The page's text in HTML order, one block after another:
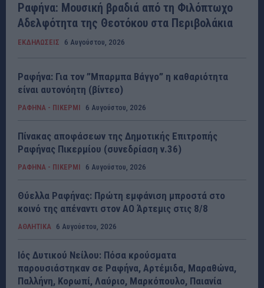
Ραφήνα: Μουσική βραδιά από τη Φιλόπτωχο
Αδελφότητα της Θεοτόκου στα Περιβολάκια
ΕΚΔΗΛΩΣΕΙΣ 6 Αυγούστου, 2026
Ραφήνα: Για τον ”Μπαρμπα Βάγγο” η καθαριότητα
είναι αυτονόητη (βίντεο)
ΡΑΦΗΝΑ - ΠΙΚΕΡΜΙ 6 Αυγούστου, 2026
Πίνακας αποφάσεων της Δημοτικής Επιτροπής
Ραφήνας Πικερμίου (συνεδρίαση ν.36)
ΡΑΦΗΝΑ - ΠΙΚΕΡΜΙ 6 Αυγούστου, 2026
Θύελλα Ραφήνας: Πρώτη εμφάνιση μπροστά στο
κοινό της απέναντι στον ΑΟ Άρτεμις στις 8/8
ΑΘΛΗΤΙΚΑ 6 Αυγούστου, 2026
Ιός Δυτικού Νείλου: Πόσα κρούσματα
παρουσιάστηκαν σε Ραφήνα, Αρτέμιδα, Μαραθώνα,
Παλλήνη, Κορωπί, Λαύριο, Μαρκόπουλο, Παιανία